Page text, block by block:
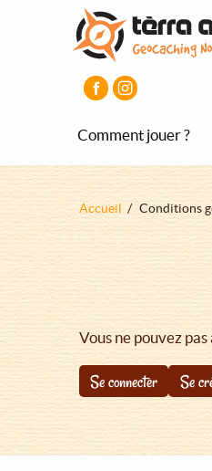
Comment jouer ?
Fil
Accueil Conditions
Vous ne pouvez
Se connecter Se